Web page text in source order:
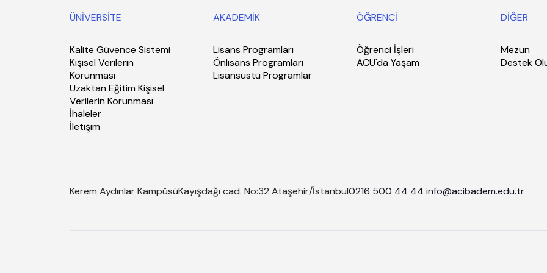
ÜNİVERSİTE
Kalite Güvence Sistemi
Kişisel Verilerin
Korunması
Uzaktan Eğitim Kişisel
Verilerin Korunması
İhaleler
İletişim
AKADEMİK
Lisans Programları
Önlisans Programları
Lisansüstü Programlar
ÖĞRENCİ
Öğrenci İşleri
ACU'da Yaşam
DİĞER
Mezun
Destek
Kerem Aydınlar KampüsüKayışdağı cad. No:32 Ataşehir/İstanbul0216 500 44 44 info@acibadem.edu.tr